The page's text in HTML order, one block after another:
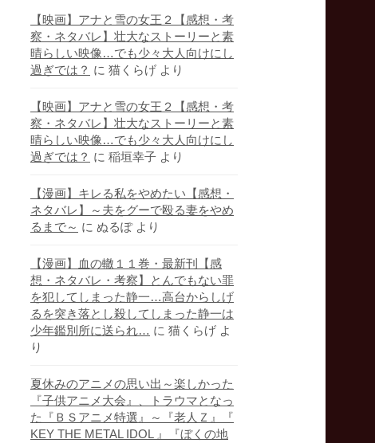
【映画】アナと雪の女王２【感想・考
察・ネタバレ】壮大なストーリーと素
晴らしい映像…でも少々大人向けにし
過ぎでは？ に 猫くらげ より
【映画】アナと雪の女王２【感想・考
察・ネタバレ】壮大なストーリーと素
晴らしい映像…でも少々大人向けにし
過ぎでは？ に 稲垣幸子 より
【漫画】キレる私をやめたい【感想・
ネタバレ】～夫をグーで殴る妻をやめ
るまで～ に ぬるぽより
【漫画】血の轍１１巻・最新刊【感
想・ネタバレ・考察】とんでもない罪
を犯してしまった静一…高台からしげ
るを突き落とし殺してしまった静一は
少年鑑別所に送られ… に 猫くらげ よ
り
夏休みのアニメの思い出～楽しかった
『子供アニメ大会』、トラウマとなっ
た『ＢＳアニメ特選』～『老人Ｚ』『
KEY THE METAL IDOL 』『ぼくの地